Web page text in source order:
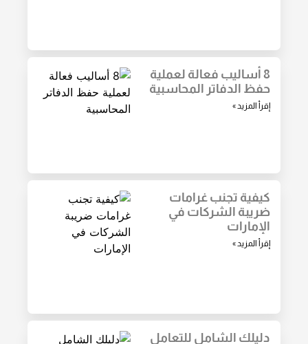
8 أساليب فعالة لعملية
حفظ الدفاتر المحاسبية
إقرأ المزيد »
كيفية تجنب غرامات
ضريبة الشركات في
الإمارات
إقرأ المزيد »
دليلك الشامل للتعامل